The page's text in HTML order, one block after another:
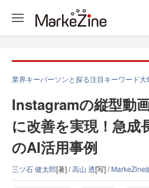
業界キーパーソンと探る注目キーワード大
Instagramの縦型動
に改善を実現！急成
のAI活用事例
三ツ石 健太郎[著] /高山 透[写] /MarkeZine